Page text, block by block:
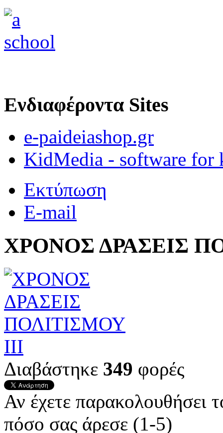
Ενδιαφέροντα Sites
e-paideiashop.gr
KidMedia - software for
Εκτύπωση
E-mail
ΧΡΟΝΟΣ ΔΡΑΣΕΙΣ
Διαβάστηκε 349 φορές
Αν έχετε παρακολουθήσει
πόσο σας άρεσε (1-5)